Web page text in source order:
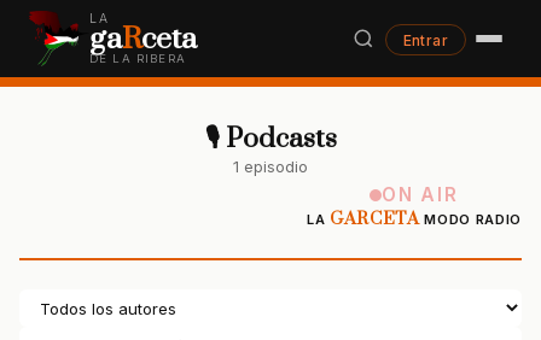
LA
gaRceta
DE LA RIBERA
Entrar
🎙 Podcasts
1 episodio
ON AIR
LA GARCETAMODO RADIO